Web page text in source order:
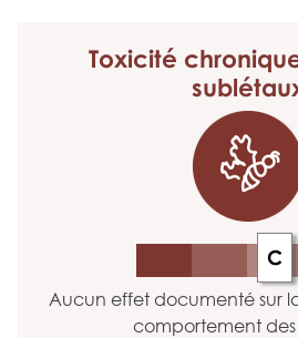
Toxicité
C
Aucun effet documenté sur
comportement des